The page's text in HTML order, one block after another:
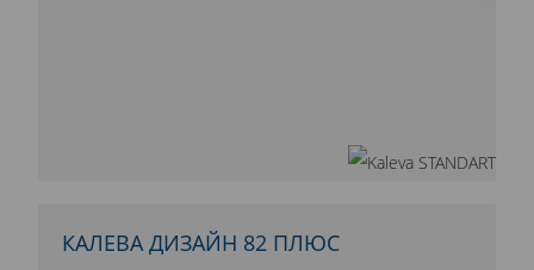
КАЛЕВА ДИЗАЙН 82 ПЛЮС